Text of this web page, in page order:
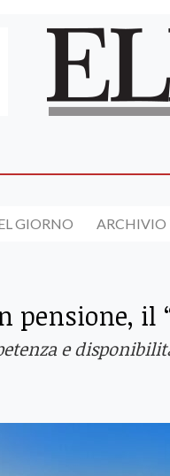
GIORNO ARCHIVIO
pensione, il
e